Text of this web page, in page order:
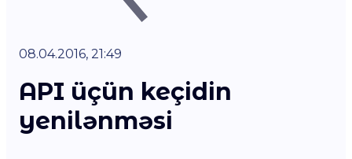
08.04.2016, 21:49
API üçün keçidin
yenilənməsi